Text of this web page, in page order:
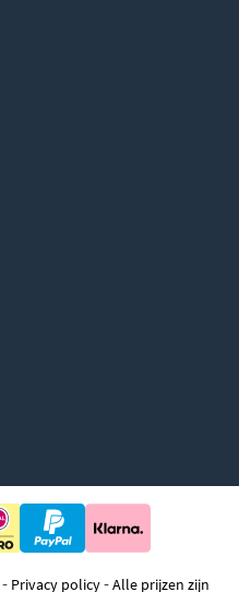
- Privacy policy-Alle prijzen zijn